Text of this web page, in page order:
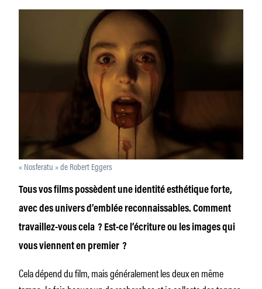
« Nosferatu » de Robert Eggers
Tous vos films possèdent une identité esthétique forte,
avec des univers d’emblée reconnaissables. Comment
travaillez-vous cela ? Est-ce l’écriture ou les images qui
vous viennent en premier ?
Cela dépend du film, mais généralement les deux en même